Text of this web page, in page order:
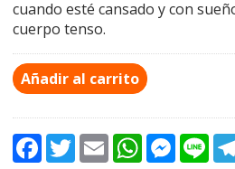
cuando esté cansado y con
cuerpo tenso.
Añadir al carrito
F
a
T
w
E
m
W
h
M
e
L
i